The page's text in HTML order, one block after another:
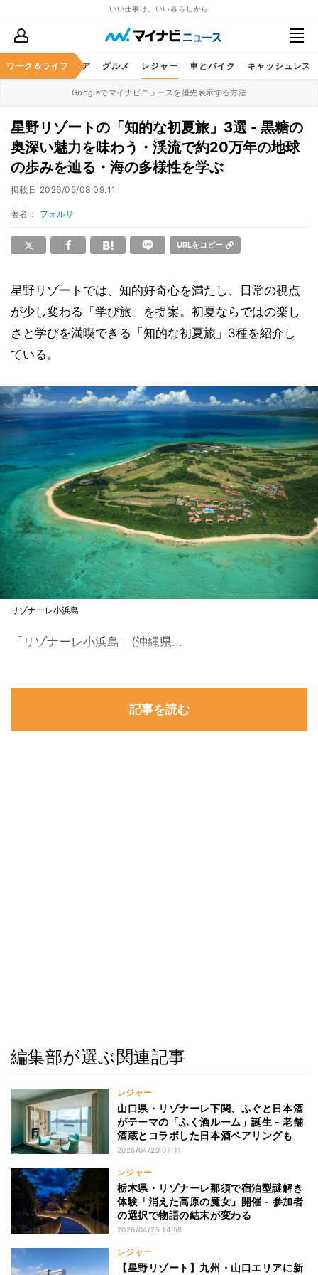
いい仕事は、いい暮らしから
ワーク＆ライフ
暮らし ヘルスケア グルメ レジャー 車とバイク キャッシュレス
Googleでマイナビニュースを優先表示する方法
星野リゾートの「知的な初夏旅」3選 - 黒糖の
奥深い魅力を味わう・渓流で約20万年の地球
の歩みを辿る・海の多様性を学ぶ
掲載日 2026/05/08 09:11
著者： フォルサ
URLをコピー
星野リゾートでは、知的好奇心を満たし、日常の視点
が少し変わる「学び旅」を提案。初夏ならではの楽し
さと学びを満喫できる「知的な初夏旅」3種を紹介し
ている。
リゾナーレ小浜島
「リゾナーレ小浜島」(沖縄県...
記事を読む
編集部が選ぶ関連記事
レジャー
山口県・リゾナーレ下関、ふぐと日本酒
がテーマの「ふく酒ルーム」誕生 - 老舗
酒蔵とコラボした日本酒ペアリングも
2026/04/29 07:11
レジャー
栃木県・リゾナーレ那須で宿泊型謎解き
体験「消えた高原の魔女」開催 - 参加者
の選択で物語の結末が変わる
2026/04/25 14:58
レジャー
【星野リゾート】九州・山口エリアに新